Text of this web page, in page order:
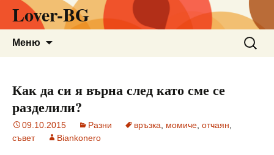
Lover-BG
Меню
за:
Как да си я върна след като сме се
разделили?
09.10.2015 Разни връзка момиче отчаян
съвет
Biankonero